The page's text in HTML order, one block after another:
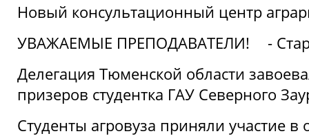
Новый консультационный центр
УВАЖАЕМЫЕ ПРЕПОДАВАТЕЛИ!
-
Делегация Тюменской области
призеров студентка ГАУ Северного
Студенты агровуза приняли участие в